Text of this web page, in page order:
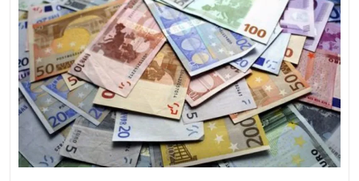
een
voor
Je